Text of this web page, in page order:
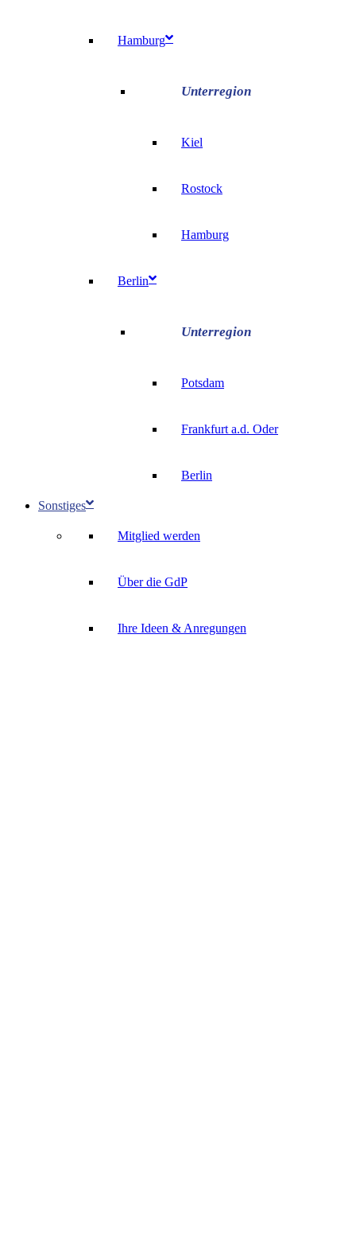
Hamburg
Kiel
Rostock
Hamburg
Berlin
Potsdam
Frankfurt a.d. Oder
Berlin
Sonstiges
Mitglied werden
Über die GdP
Ihre Ideen & Anregungen